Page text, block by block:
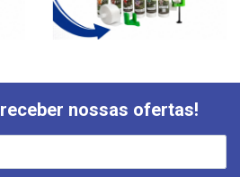
nossas ofertas!